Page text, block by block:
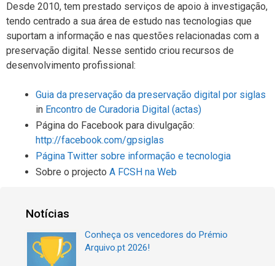
Desde 2010, tem prestado serviços de apoio à investigação,
tendo centrado a sua área de estudo nas tecnologias que
suportam a informação e nas questões relacionadas com a
preservação digital. Nesse sentido criou recursos de
desenvolvimento profissional:
Guia da preservação da preservação digital por siglas
in Encontro de Curadoria Digital (actas)
Página do Facebook para divulgação:
http://facebook.com/gpsiglas
Página Twitter sobre informação e tecnologia
Sobre o projecto A FCSH na Web
Notícias
Conheça os vencedores do Prémio
Arquivo.pt 2026!